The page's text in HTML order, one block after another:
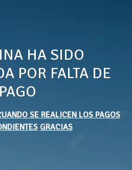
HA SIDO
POR FALTA DE
PAGO
SE REALICEN LOS PAGOS
GRACIAS